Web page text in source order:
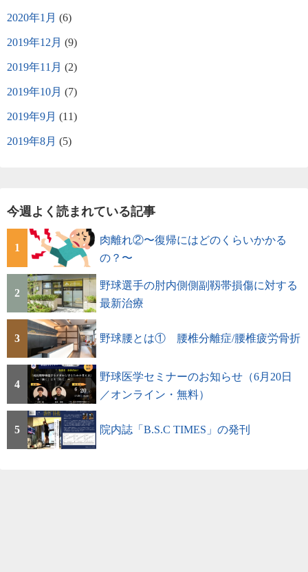
2020年1月 (6)
2019年12月 (9)
2019年11月 (2)
2019年10月 (7)
2019年9月 (11)
2019年8月 (5)
今週よく読まれている記事
1
肉離れ②〜復帰にはどのくらいかかる
の？〜
2
野球選手の肘内側側副靱帯損傷に対する
最新治療
3 野球腰とは① 腰椎分離症/腰椎疲労骨折
4
野球医学セミナーのお知らせ（6月20日
／オンライン・無料）
5 院内誌「B.S.C TIMES」の発刊